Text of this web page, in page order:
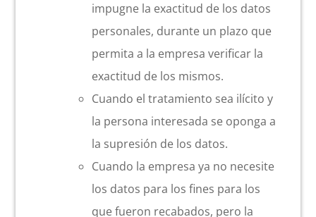
impugne la exactitud de los datos
personales, durante un plazo que
permita a la empresa verificar la
exactitud de los mismos.
Cuando el tratamiento sea ilícito y
la persona interesada se oponga a
la supresión de los datos.
Cuando la empresa ya no necesite
los datos para los fines para los
que fueron recabados, pero la